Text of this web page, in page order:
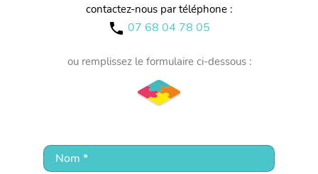
contactez-nous par téléphone :
call 07 68 04 78 05
ou remplissez le formulaire ci-dessous :